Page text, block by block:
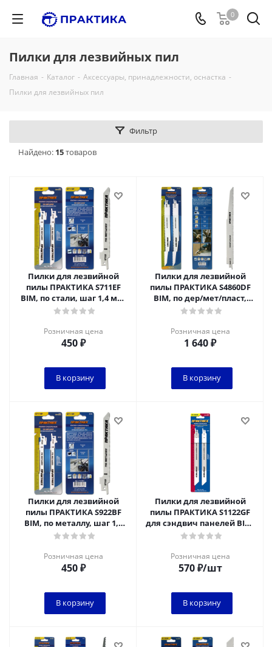
0
Пилки для лезвийных пил
Главная - Каталог - Аксессуары, принадлежности, оснастка -
Пилки для лезвийных пил
Фильтр
Найдено: 15товаров
Пилки для лезвийной
пилы ПРАКТИКА S711EF
BIM, по стали, шаг 1,4 мм,
150 мм, 2 шт
Розничная цена
450₽
В корзину
Пилки для лезвийной
пилы ПРАКТИКА S4860DF
BIM, по дер/мет/пласт,
шаг 4 мм, длина 300 мм, 2
Розничная цена
1 640₽
В корзину
Пилки для лезвийной
пилы ПРАКТИКА S922BF
BIM, по металлу, шаг 1,8
мм, длина 150 мм, 2 шт
Розничная цена
450₽
В корзину
Пилки для лезвийной
пилы ПРАКТИКА S1122GF
для сэндвич панелей BIM,
по мет/пласт, шаг 0.8 мм,
Розничная цена
570₽/шт
В корзину